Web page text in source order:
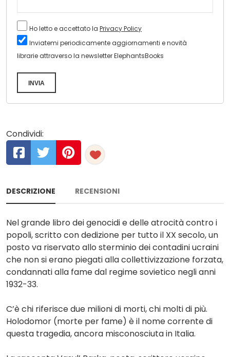
Ho letto e accettato la Privacy Policy
Inviatemi periodicamente aggiornamenti e novità
librarie attraverso la newsletter ElephantsBooks
INVIA
Condividi:
DESCRIZIONE RECENSIONI
Nel grande libro dei genocidi e delle atrocità contro i
popoli, scritto con dedizione per tutto il XX secolo, un
posto va riservato allo sterminio dei contadini ucraini
che non si erano piegati alla collettivizzazione forzata,
condannati alla fame dal regime sovietico negli anni
1932-33.
C’è chi riferisce due milioni di morti, chi molti di più.
Holodomor (morte per fame) è il nome corrente di
questa tragedia, ancora misconosciuta in Italia.